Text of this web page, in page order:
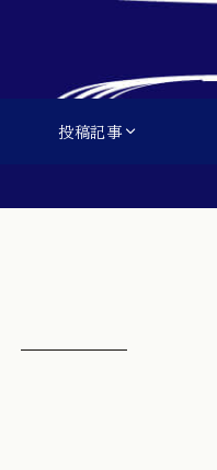
投稿記事